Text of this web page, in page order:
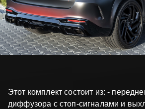
Этот комплект состоит из: -
диффузора с стоп-сигналами и